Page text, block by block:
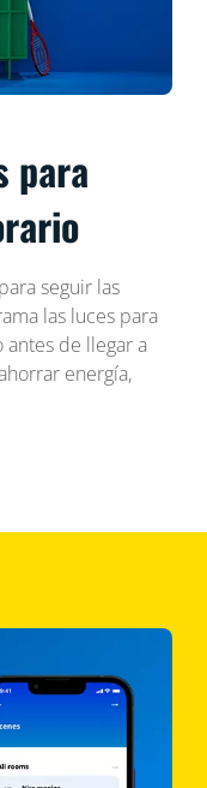
para
seguir las
las luces para
antes de llegar a
energía,